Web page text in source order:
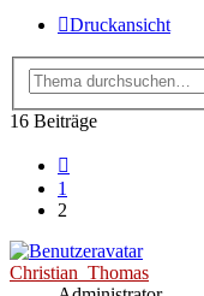
Druckansicht
16 Beiträge
1
2
Christian_Thomas